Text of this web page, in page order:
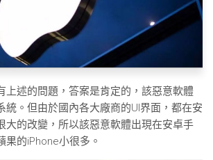
上述的問題，答案是肯定的，該惡意軟體
統。但由於國內各大廠商的UI界面，都在安
大的改變，所以該惡意軟體出現在安卓手
果的iPhone小很多。